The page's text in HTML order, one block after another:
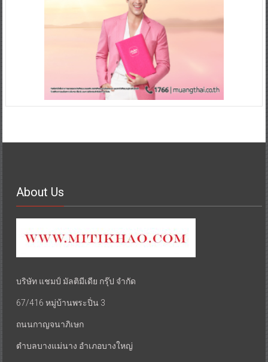
About Us
บริษัท แชมป์ มัลติมีเดีย กรุ๊ป จำกัด
67/416 หมู่บ้านพระปิ่น 3
ถนนกาญจนาภิเษก
ตำบลบางแม่นาง อำเภอบางใหญ่